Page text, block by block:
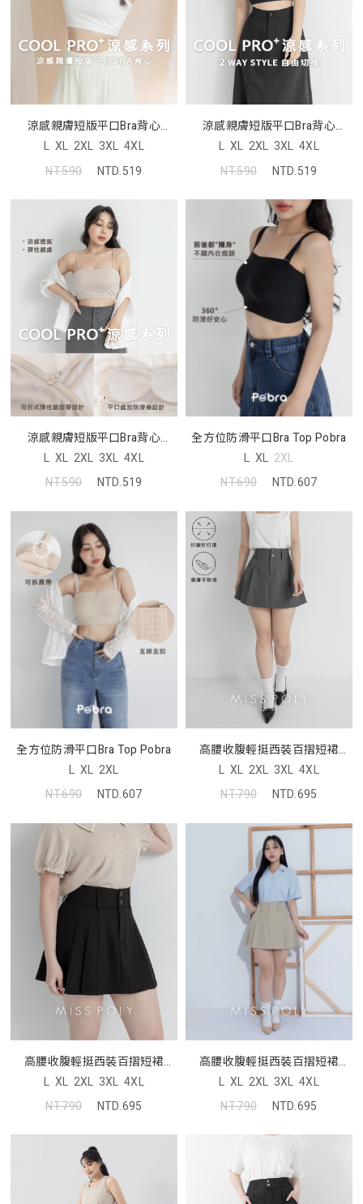
涼感親膚短版平口Bra背心
Pobra
L XL 2XL 3XL 4XL
NT.590
NTD.519
涼感親膚短版平口Bra背心
Pobra
L XL 2XL 3XL 4XL
NT.590
NTD.519
涼感親膚短版平口Bra背心
Pobra
L XL 2XL 3XL 4XL
NT.590
NTD.519
全方位防滑平口Bra Top Pobra
L XL 2XL
NT.690
NTD.607
全方位防滑平口Bra Top Pobra
L XL 2XL
NT.690
NTD.607
高腰收腹輕挺西裝百摺短裙
MISS
L XL 2XL 3XL 4XL
NT.790
NTD.695
高腰收腹輕挺西裝百摺短裙
MISS
L XL 2XL 3XL 4XL
NT.790
NTD.695
高腰收腹輕挺西裝百摺短裙
MISS
L XL 2XL 3XL 4XL
NT.790
NTD.695